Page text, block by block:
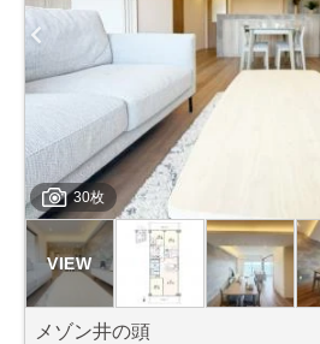
30枚
メゾン井の頭